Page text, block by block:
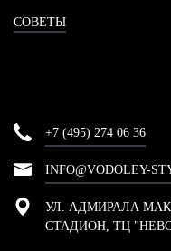
СОВЕТЫ
+7 (495) 274 06 36
INFO@VODOLEY-
УЛ. АДМИРАЛА
СТАДИОН, ТЦ